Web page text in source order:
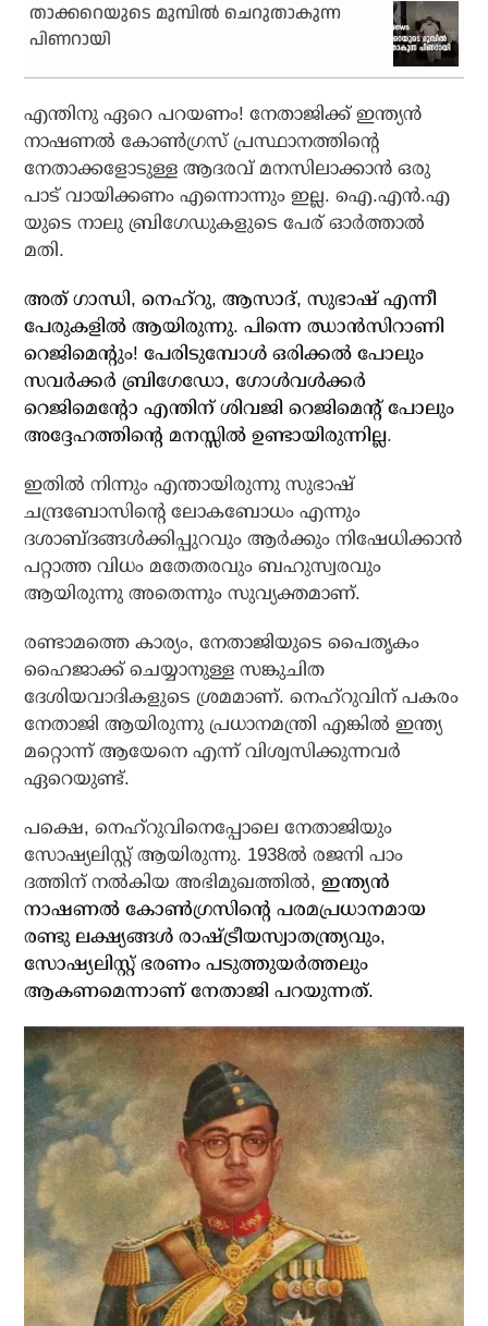
താക്കറെയുടെ മുമ്പില്‍ ചെറുതാകുന്ന
പിണറായി
എന്തിനു ഏറെ പറയണം! നേതാജിക്ക് ഇന്ത്യന്‍
നാഷണല്‍ കോണ്‍ഗ്രസ് പ്രസ്ഥാനത്തിന്റെ
നേതാക്കളോടുള്ള ആദരവ് മനസിലാക്കാന്‍ ഒരു
പാട് വായിക്കണം എന്നൊന്നും ഇല്ല. ഐ.എന്‍.എ
യുടെ നാലു ബ്രിഗേഡുകളുടെ പേര് ഓര്‍ത്താല്‍
മതി.
അത് ഗാന്ധി, നെഹ്റു, ആസാദ്, സുഭാഷ് എന്നീ
പേരുകളില്‍ ആയിരുന്നു. പിന്നെ ഝാന്‍സിറാണി
റെജിമെന്റും! പേരിടുമ്പോള്‍ ഒരിക്കല്‍ പോലും
സവര്‍ക്കര്‍ ബ്രിഗേഡോ, ഗോള്‍വള്‍ക്കര്‍
റെജിമെന്റോ എന്തിന് ശിവജി റെജിമെന്റ് പോലും
അദ്ദേഹത്തിന്റെ മനസ്സില്‍ ഉണ്ടായിരുന്നില്ല.
ഇതില്‍ നിന്നും എന്തായിരുന്നു സുഭാഷ്
ചന്ദ്രബോസിന്റെ ലോകബോധം എന്നും
ദശാബ്ദങ്ങള്‍ക്കിപ്പുറവും ആര്‍ക്കും നിഷേധിക്കാന്‍
പറ്റാത്ത വിധം മതേതരവും ബഹുസ്വരവും
ആയിരുന്നു അതെന്നും സുവ്യക്തമാണ്.
രണ്ടാമത്തെ കാര്യം, നേതാജിയുടെ പൈതൃകം
ഹൈജാക്ക് ചെയ്യാനുള്ള സങ്കുചിത
ദേശിയവാദികളുടെ ശ്രമമാണ്. നെഹ്‌റുവിന് പകരം
നേതാജി ആയിരുന്നു പ്രധാനമന്ത്രി എങ്കില്‍ ഇന്ത്യ
മറ്റൊന്ന് ആയേനെ എന്ന് വിശ്വസിക്കുന്നവര്‍
ഏറെയുണ്ട്.
പക്ഷെ, നെഹ്‌റുവിനെപ്പോലെ നേതാജിയും
സോഷ്യലിസ്റ്റ് ആയിരുന്നു. 1938ല്‍ രജനി പാം
ദത്തിന് നല്‍കിയ അഭിമുഖത്തില്‍,ഇന്ത്യന്‍
നാഷണല്‍ കോണ്‍ഗ്രസിന്റെ പരമപ്രധാനമായ
രണ്ടു ലക്ഷ്യങ്ങള്‍ രാഷ്ട്രീയസ്വാതന്ത്ര്യവും,
സോഷ്യലിസ്റ്റ് ഭരണം പടുത്തുയര്‍ത്തലും
ആകണമെന്നാണ് നേതാജി പറയുന്നത്.